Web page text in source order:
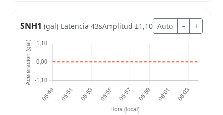
SNH1 (gal) Latencia 43sAmplitud ±1,10 Auto – +